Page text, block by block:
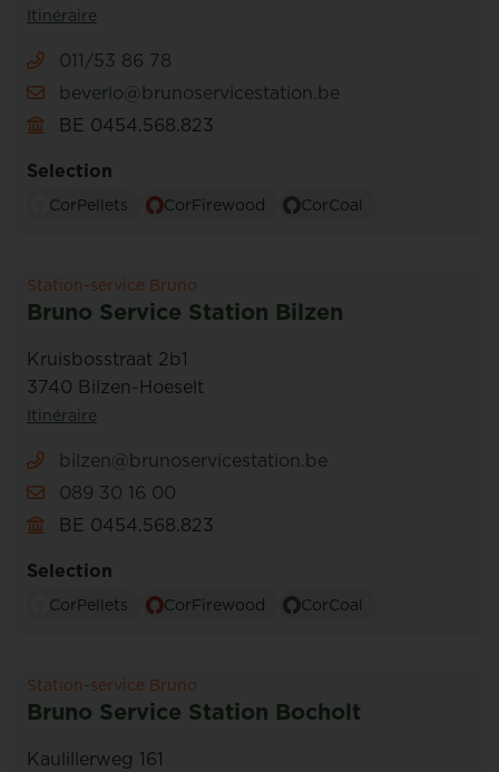
Itinéraire
011/53 86 78
beverlo@brunoservicestation.be
BE 0454.568.823
Selection
CorPellets CorFirewood CorCoal
Station-service Bruno
Bruno Service Station Bilzen
Kruisbosstraat 2b1
3740 Bilzen-Hoeselt
Itinéraire
bilzen@brunoservicestation.be
089 30 16 00
BE 0454.568.823
Selection
CorPellets CorFirewood CorCoal
Station-service Bruno
Bruno Service Station Bocholt
Kaulillerweg 161